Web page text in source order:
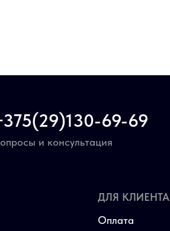
69-69
и консультация
Оплата
ДЛЯ КЛИЕНТА